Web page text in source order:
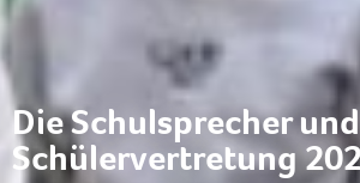
Die Schulsprecher und
Schülervertretung